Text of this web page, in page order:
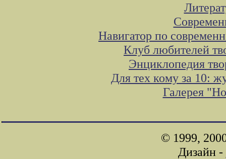
Навигатор по
Клуб любителей
Энциклопедия
Для тех кому за 10:
Галерея
© 1999,
Дизайн -